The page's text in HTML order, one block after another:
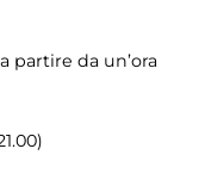
partire da un’ora